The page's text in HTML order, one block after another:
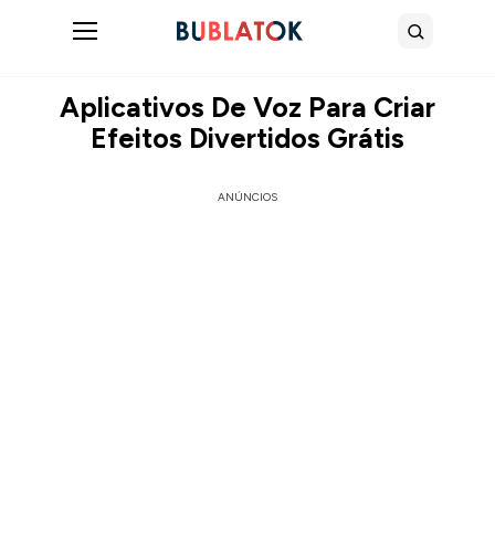
Buscar
Aplicativos De Voz Para Criar
Efeitos Divertidos Grátis
ANÚNCIOS